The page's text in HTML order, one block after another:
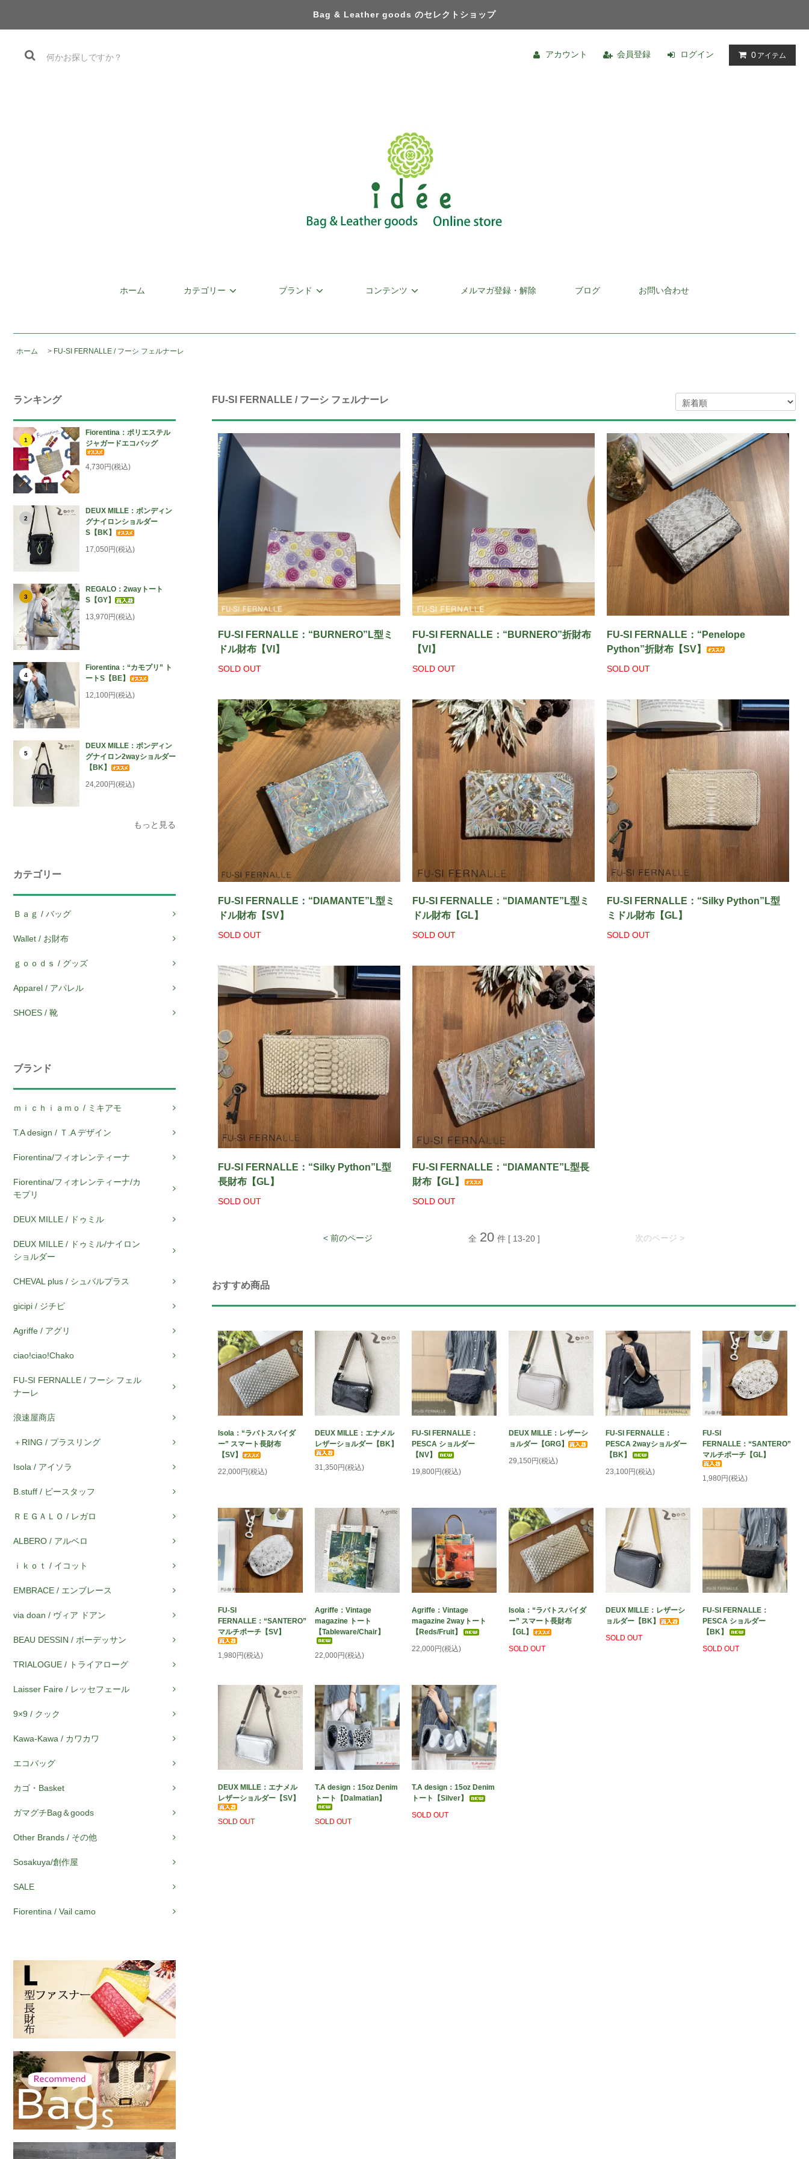
Bag & Leather goods のセレクトショップ
アカウント 会員登録 ログイン 0 アイテム
ホーム カテゴリー ブランド コンテンツ メルマガ登録・解除 ブログ お問い合わせ
ホーム > FU-SI FERNALLE / フーシ フェルナーレ
ランキング
1
Fiorentina：ポリエステル
ジャガードエコバッグ
4,730円(税込)
2
DEUX MILLE：ボンディン
グナイロンショルダー
S【BK】
17,050円(税込)
3
REGALO：2wayトート
S【GY】
13,970円(税込)
4
Fiorentina：“カモプリ” ト
ートS【BE】
12,100円(税込)
5
DEUX MILLE：ボンディン
グナイロン2wayショルダー
【BK】
24,200円(税込)
もっと見る
カテゴリー
Ｂａｇ / バッグ
Wallet / お財布
ｇｏｏｄｓ / グッズ
Apparel / アパレル
SHOES / 靴
ブランド
ｍｉｃｈｉａｍｏ / ミキアモ
T.A design / Ｔ.A デザイン
Fiorentina/フィオレンティーナ
Fiorentina/フィオレンティーナ/カ
モプリ
DEUX MILLE / ドゥミル
DEUX MILLE / ドゥミル/ナイロン
ショルダー
CHEVAL plus / シュバルプラス
gicipi / ジチピ
Agriffe / アグリ
ciao!ciao!Chako
FU-SI FERNALLE / フーシ フェル
ナーレ
浪速屋商店
＋RING / プラスリング
Isola / アイソラ
B.stuff / ビースタッフ
ＲＥＧＡＬＯ / レガロ
ALBERO / アルベロ
ｉｋｏｔ / イコット
EMBRACE / エンブレース
via doan / ヴィア ドアン
BEAU DESSIN / ボーデッサン
TRIALOGUE / トライアローグ
Laisser Faire / レッセフェール
9×9 / クック
Kawa-Kawa / カワカワ
エコバッグ
カゴ・Basket
ガマグチBag＆goods
Other Brands / その他
Sosakuya/創作屋
SALE
Fiorentina / Vail camo
FU-SI FERNALLE / フーシ フェルナーレ
FU-SI FERNALLE：“BURNERO”L型ミ
ドル財布【VI】
SOLD OUT
FU-SI FERNALLE：“BURNERO”折財布
【VI】
SOLD OUT
FU-SI FERNALLE：“Penelope
Python”折財布【SV】
SOLD OUT
FU-SI FERNALLE：“DIAMANTE”L型ミ
ドル財布【SV】
SOLD OUT
FU-SI FERNALLE：“DIAMANTE”L型ミ
ドル財布【GL】
SOLD OUT
FU-SI FERNALLE：“Silky Python”L型
ミドル財布【GL】
SOLD OUT
FU-SI FERNALLE：“Silky Python”L型
長財布【GL】
SOLD OUT
FU-SI FERNALLE：“DIAMANTE”L型長
財布【GL】
SOLD OUT
< 前のページ 次のページ >
全 20 件 [ 13-20 ]
おすすめ商品
Isola：“ラバトスパイダ
ー” スマート長財布
【SV】
22,000円(税込)
DEUX MILLE：エナメル
レザーショルダー【BK】
31,350円(税込)
FU-SI FERNALLE：
PESCA ショルダー
【NV】
19,800円(税込)
DEUX MILLE：レザーシ
ョルダー【GRG】
29,150円(税込)
FU-SI FERNALLE：
PESCA 2wayショルダー
【BK】
23,100円(税込)
FU-SI
FERNALLE：“SANTERO”
マルチポーチ【GL】
1,980円(税込)
FU-SI
FERNALLE：“SANTERO”
マルチポーチ【SV】
1,980円(税込)
Agriffe：Vintage
magazine トート
【Tableware/Chair】
22,000円(税込)
Agriffe：Vintage
magazine 2wayトート
【Reds/Fruit】
22,000円(税込)
Isola：“ラバトスパイダ
ー” スマート長財布
【GL】
SOLD OUT
DEUX MILLE：レザーシ
ョルダー【BK】
SOLD OUT
FU-SI FERNALLE：
PESCA ショルダー
【BK】
SOLD OUT
DEUX MILLE：エナメル
レザーショルダー【SV】
SOLD OUT
T.A design：15oz Denim
トート【Dalmatian】
SOLD OUT
T.A design：15oz Denim
トート【Silver】
SOLD OUT